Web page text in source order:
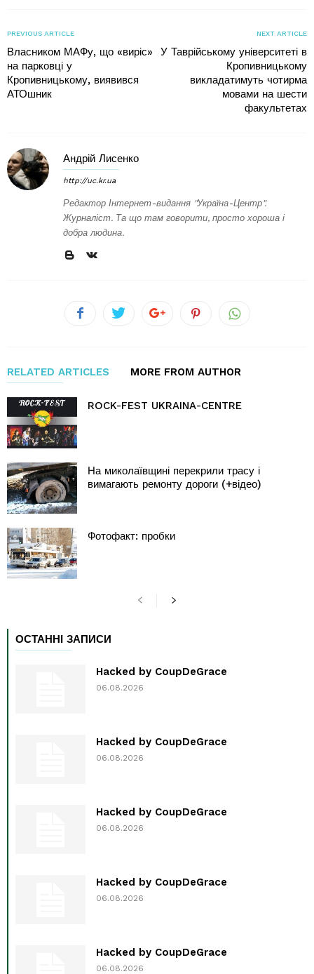
PREVIOUS ARTICLE
Власником МАФу, що «виріс»
на парковці у
Кропивницькому, виявився
АТОшник
NEXT ARTICLE
У Таврійському університеті в
Кропивницькому
викладатимуть чотирма
мовами на шести
факультетах
Андрій Лисенко
http://uc.kr.ua
Редактор Інтернет-видання "Україна-Центр".
Журналіст. Та що там говорити, просто хороша і
добра людина.
RELATED ARTICLES MORE FROM AUTHOR
ROCK-FEST UKRAINA-CENTRE
На миколаївщині перекрили трасу і
вимагають ремонту дороги (+відео)
Фотофакт: пробки
ОСТАННІ ЗАПИСИ
Hacked by CoupDeGrace
06.08.2026
Hacked by CoupDeGrace
06.08.2026
Hacked by CoupDeGrace
06.08.2026
Hacked by CoupDeGrace
06.08.2026
Hacked by CoupDeGrace
06.08.2026